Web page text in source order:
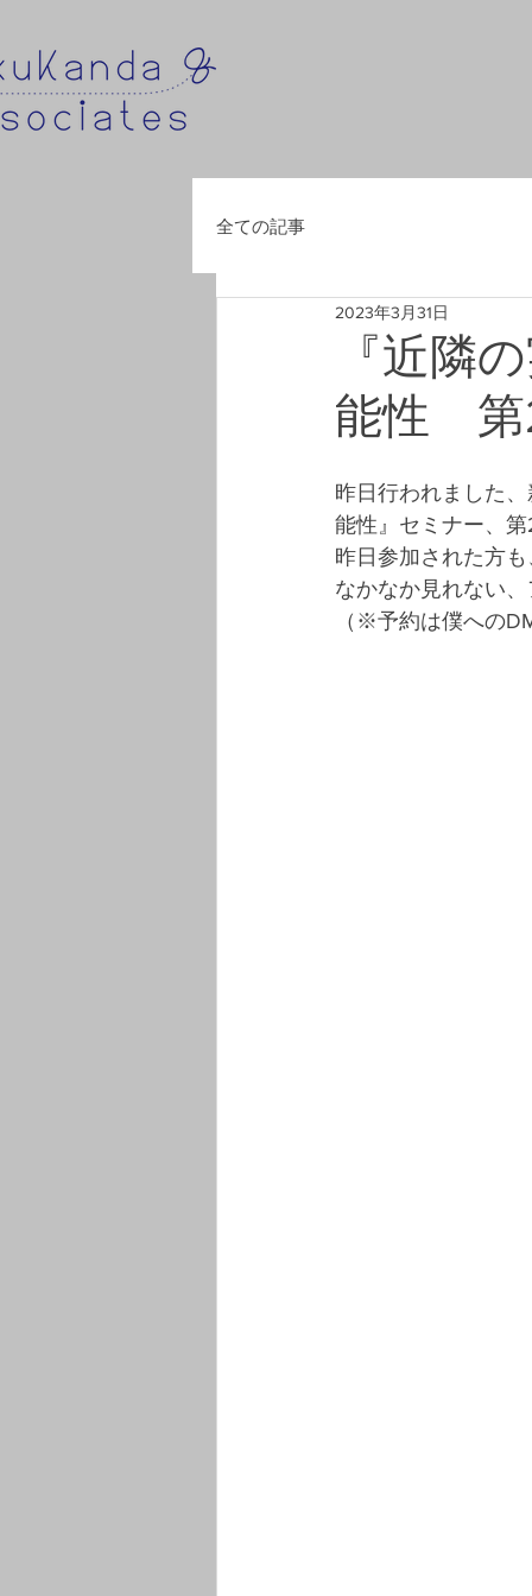
全ての記事
『近隣
能性 第
2023年3月31日
昨日行われました
能性』セミナー、
昨日参加された方
なかなか見れない
（※予約は僕への